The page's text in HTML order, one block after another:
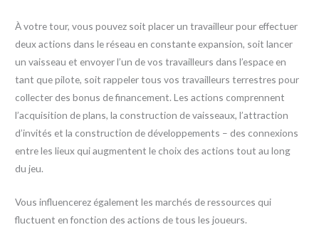
À votre tour, vous pouvez soit placer un travailleur pour effectuer
deux actions dans le réseau en constante expansion, soit lancer
un vaisseau et envoyer l’un de vos travailleurs dans l’espace en
tant que pilote, soit rappeler tous vos travailleurs terrestres pour
collecter des bonus de financement. Les actions comprennent
l’acquisition de plans, la construction de vaisseaux, l’attraction
d’invités et la construction de développements – des connexions
entre les lieux qui augmentent le choix des actions tout au long
du jeu.
Vous influencerez également les marchés de ressources qui
fluctuent en fonction des actions de tous les joueurs.